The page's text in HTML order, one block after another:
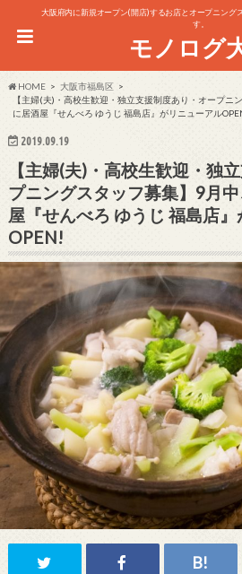
大阪府内に新規オープン(開店)するお店とオープニング
す。
モノログ
HOME
大阪市福島区
【主婦(夫)・高校生歓迎・独立支援制度あり・オープニ
に居酒屋『せんべろ ゆうじ 福島店』がリニューアル
2019.09.19
【主婦(夫)・高校生歓迎・独
プニングスタッフ募集】9月
屋『せんべろ ゆうじ 福島店
OPEN!